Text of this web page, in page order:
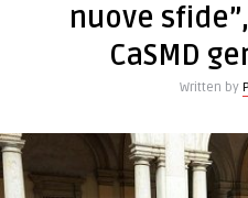
nuove
CaSMD
Written by